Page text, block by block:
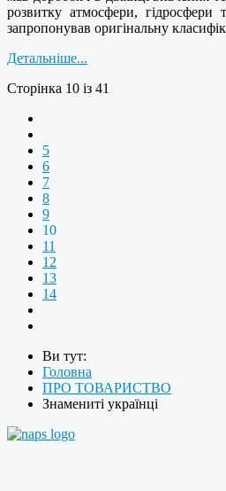
розвитку атмосфери, гідросфери
запропонував оригінальну
Детальніше...
Сторінка 10 із 41
5
6
7
8
9
10
11
12
13
14
Ви тут:
Головна
ПРО ТОВАРИСТВО
Знамениті українці